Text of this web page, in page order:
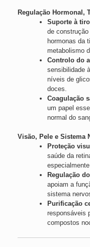
Regulação Hormonal,
Suporte à
de
hormonas da
metabolismo
Controlo do
sensibilidade
níveis de
doces.
Coagulação
um papel
normal do
Visão, Pele e Sistema
Proteção
saúde da
Regulação
apoiam a
sistema
Purificação
responsáveis
compostos